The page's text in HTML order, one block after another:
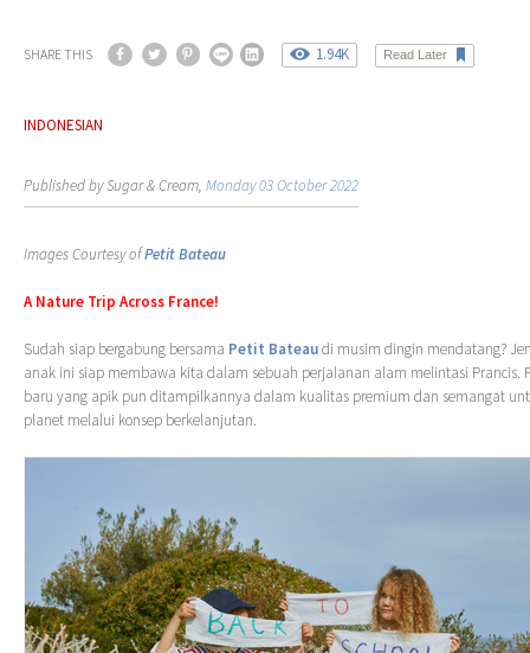
SHARE THIS 1.94K Read Later
INDONESIAN
Published by Sugar & Cream, Monday 03 October 2022
Images Courtesy ofPetit Bateau
A Nature Trip Across France!
Sudah siap bergabung bersama Petit Bateaudi musim dingin mendatang?
anak ini siap membawa kita dalam sebuah perjalanan alam melintasi Prancis.
baru yang apik pun ditampilkannya dalam kualitas premium dan semangat
planet melalui konsep berkelanjutan.